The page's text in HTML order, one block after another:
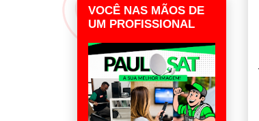
VOCÊ NAS MÃOS DE
UM PROFISSIONAL